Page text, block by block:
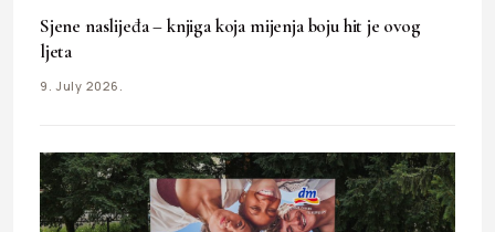
Sjene naslijeđa – knjiga koja mijenja boju hit je ovog
ljeta
9. July 2026.